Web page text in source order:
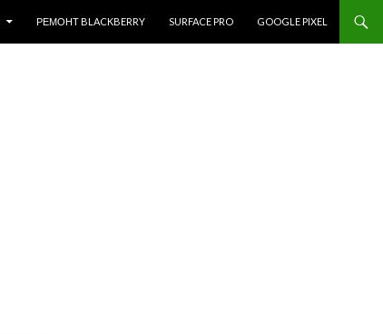
РЕМОНТ BLACKBERRY SURFACE PRO GOOGLE PIXEL